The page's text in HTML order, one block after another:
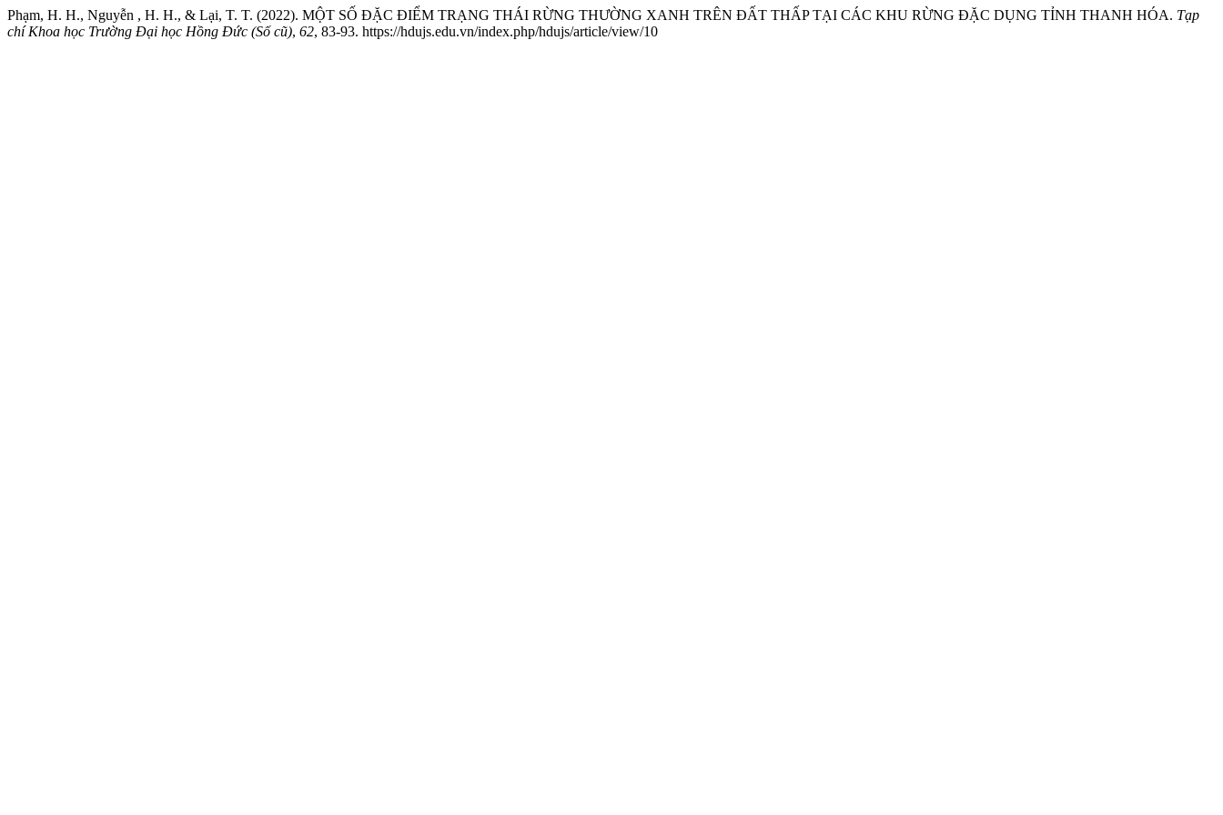
Phạm, H. H., Nguyễn , H. H., & Lại, T. T. (2022). MỘT SỐ ĐẶC ĐIỂM TRẠNG THÁI RỪNG THƯỜNG XANH TRÊN ĐẤT THẤP TẠI CÁC KHU RỪNG ĐẶC DỤNG TỈNH THANH HÓA. Tạp
chí Khoa học Trường Đại học Hồng Đức (Số cũ), 62, 83-93. https://hdujs.edu.vn/index.php/hdujs/article/view/10